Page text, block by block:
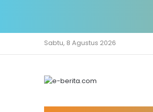
Sabtu, 8 Agustus 2026